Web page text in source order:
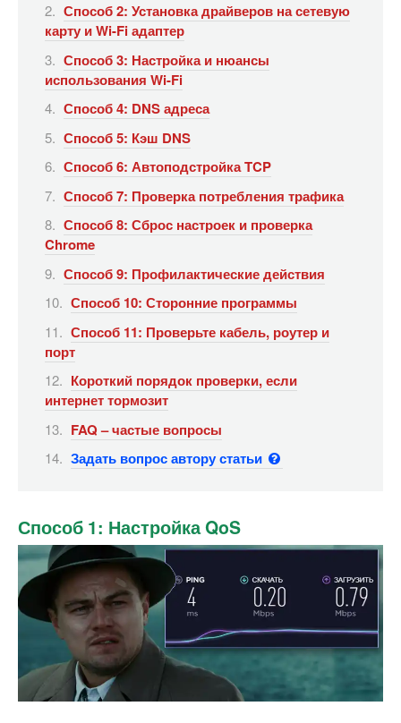
Способ 2: Установка драйверов на сетевую
карту и Wi-Fi адаптер
Способ 3: Настройка и нюансы
использования Wi-Fi
Способ 4: DNS адреса
Способ 5: Кэш DNS
Способ 6: Автоподстройка TCP
Способ 7: Проверка потребления трафика
Способ 8: Сброс настроек и проверка
Chrome
Способ 9: Профилактические действия
Способ 10: Сторонние программы
Способ 11: Проверьте кабель, роутер и
порт
Короткий порядок проверки, если
интернет тормозит
FAQ – частые вопросы
Задать вопрос автору статьи
Способ 1: Настройка QoS